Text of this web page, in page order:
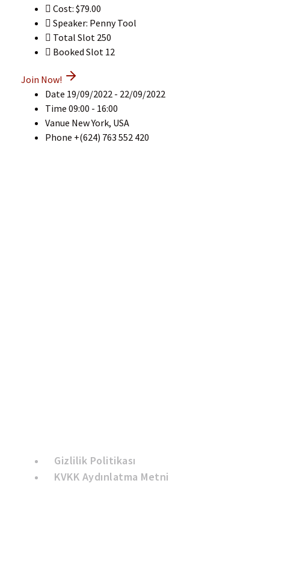
Cost: $79.00
Speaker: Penny Tool
Total Slot 250
Booked Slot 12
Join Now!
Date 19/09/2022 - 22/09/2022
Time 09:00 - 16:00
Vanue New York, USA
Phone +(624) 763 552 420
Gizlilik Politikası
KVKK Aydınlatma Metni